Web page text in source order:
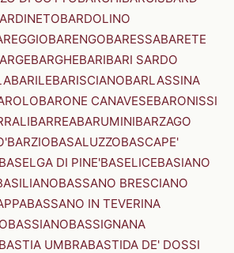
BARDOLINO
BARENGOBARESSABARETE
BARGHEBARIBARI SARDO
BARILEBARISCIANOBARLASSINA
BARONE CANAVESEBARONISSI
BARREABARUMINIBARZAGO
BARZIOBASALUZZOBASCAPE'
BASELGA DI PINE'BASELICEBASIANO
BASSANO BRESCIANO
BASSANO IN TEVERINA
BASSIANOBASSIGNANA
BASTIA UMBRABASTIDA DE' DOSSI